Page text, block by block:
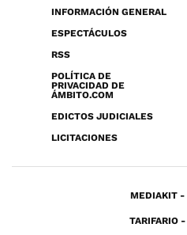
INFORMACIÓN GENERAL
ESPECTÁCULOS
RSS
POLÍTICA DE
PRIVACIDAD DE
ÁMBITO.COM
EDICTOS JUDICIALES
LICITACIONES
MEDIAKIT
TARIFARIO